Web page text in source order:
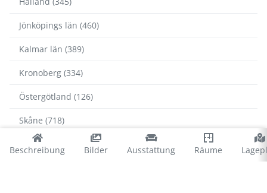
Beschreibung Bilder Ausstattung Räume
Jönköpings län (460)
Kalmar län (389)
Kronoberg (334)
Östergötland (126)
Skåne (718)
Blekinge